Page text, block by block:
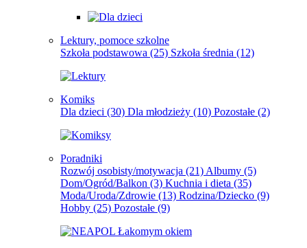
Lektury, pomoce szkolne
Szkoła podstawowa (25) Szkoła średnia (12)
Komiks
Dla dzieci (30) Dla młodzieży (10) Pozostałe (2)
Poradniki
Rozwój osobisty/motywacja (21) Albumy (5)
Dom/Ogród/Balkon (3) Kuchnia i dieta (35)
Moda/Uroda/Zdrowie (13) Rodzina/Dziecko (9)
Hobby (25) Pozostałe (9)